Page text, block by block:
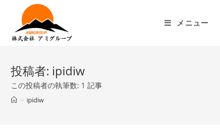
メニュー
投稿者: ipidiw
この投稿者の執筆数: 1 記事
> ipidiw